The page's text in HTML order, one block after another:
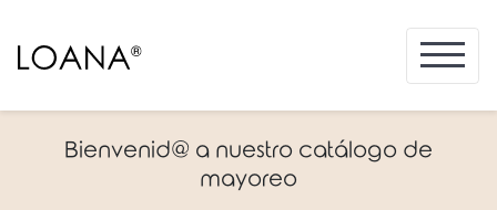
Bienvenid@ a nuestro catálogo de
mayoreo